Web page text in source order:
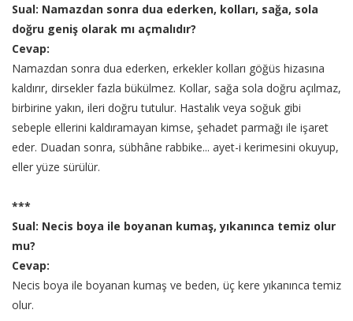
Sual: Namazdan sonra dua ederken, kolları, sağa, sola
doğru geniş olarak mı açmalıdır?
Cevap:
Namazdan sonra dua ederken, erkekler kolları göğüs hizasına
kaldırır, dirsekler fazla bükülmez. Kollar, sağa sola doğru açılmaz,
birbirine yakın, ileri doğru tutulur. Hastalık veya soğuk gibi
sebeple ellerini kaldıramayan kimse, şehadet parmağı ile işaret
eder. Duadan sonra, sübhâne rabbike... ayet-i kerimesini okuyup,
eller yüze sürülür.
***
Sual: Necis boya ile boyanan kumaş, yıkanınca temiz olur
mu?
Cevap:
Necis boya ile boyanan kumaş ve beden, üç kere yıkanınca temiz
olur.